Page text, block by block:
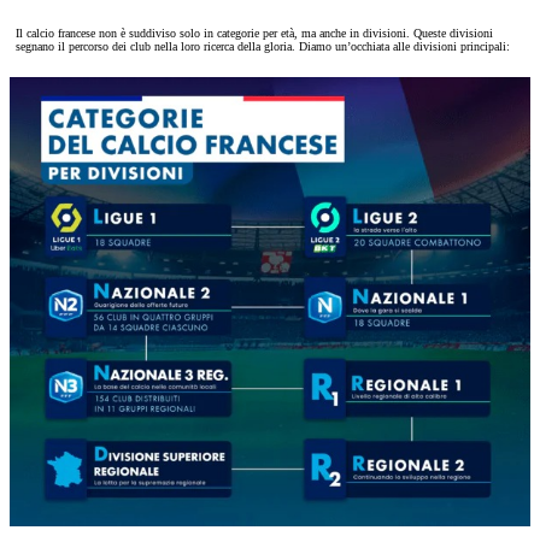
Il calcio francese non è suddiviso solo in categorie per età, ma anche in divisioni. Queste divisioni
segnano il percorso dei club nella loro ricerca della gloria. Diamo un’occhiata alle divisioni principali: